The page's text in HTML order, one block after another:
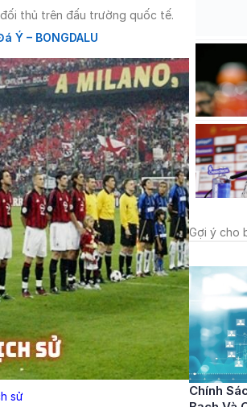
thủ trên đấu trường quốc tế.
Ý – BONGDALU
sử
Gợi ý cho
Chính